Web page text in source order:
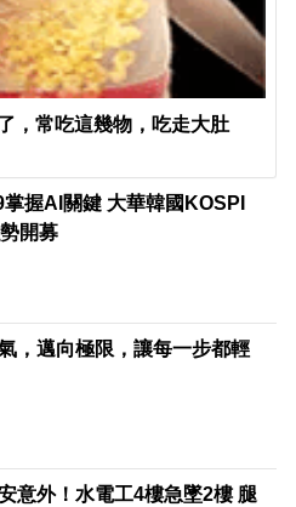
，常吃這幾物，吃走大肚
握AI關鍵 大華韓國KOSPI
開募
，邁向極限，讓每一步都輕
意外！水電工4樓急墜2樓 腿